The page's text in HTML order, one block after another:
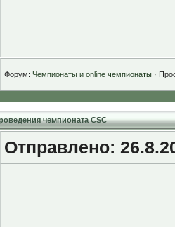
Форум: Чемпионаты и online чемпионаты·
чемпионата CSC
Отправлено: